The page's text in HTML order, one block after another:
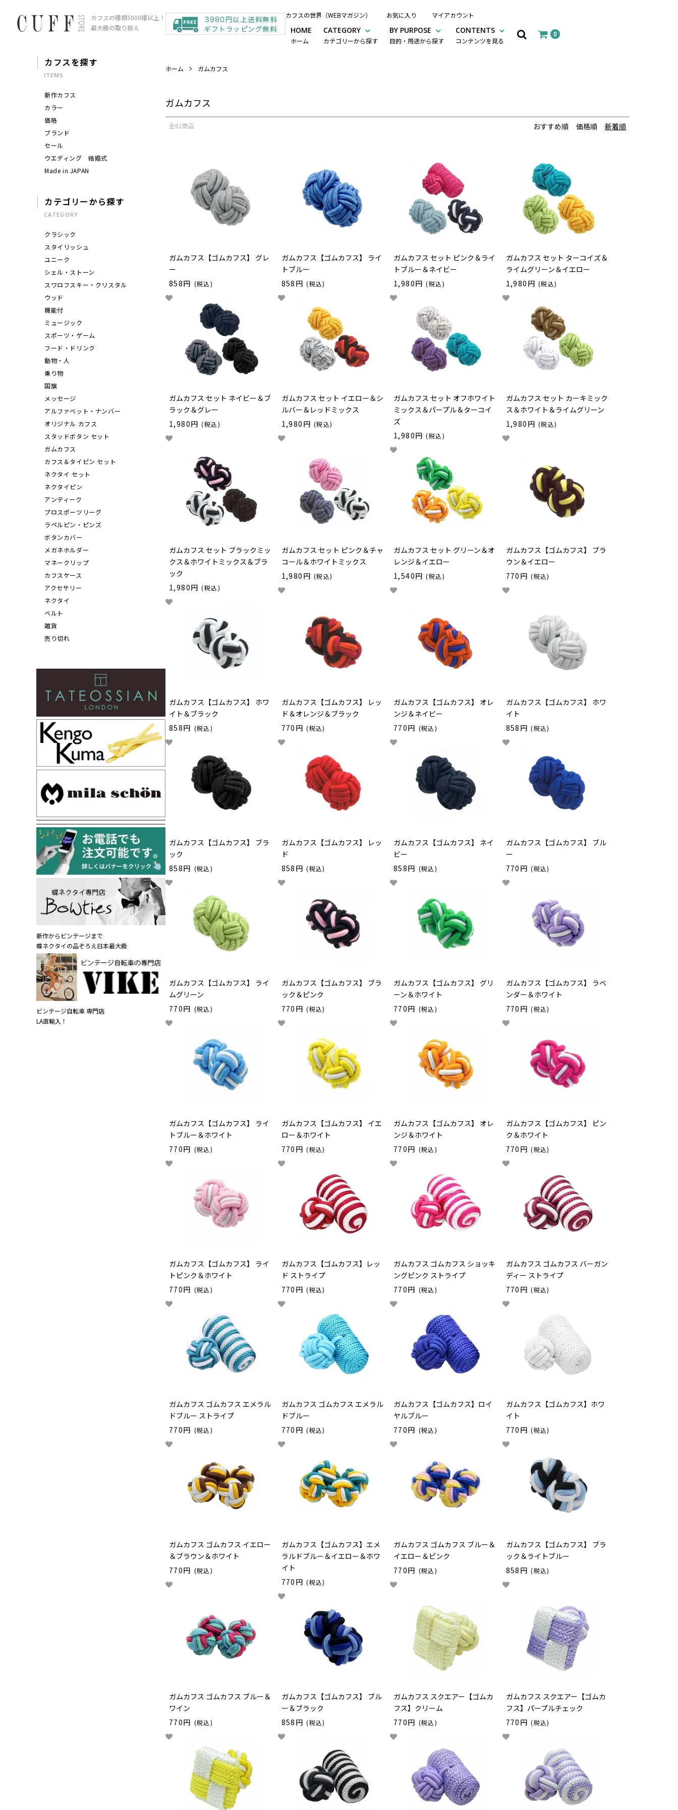
カフスの種類5000種以上！
最大級の取り揃え
HOME
ホーム
CATEGORY
カテゴリーから探す
BY PURPOSE
目的・用途から探す
CONTENTS
コンテンツを見る
0
カフスの世界（WEBマガジン） お気に入り マイアカウント
カフスを探す
ITEMS
新作カフス
カラー
価格
ブランド
セール
ウエディング 結婚式
Made in JAPAN
カテゴリーから探す
CATEGORY
クラシック
スタイリッシュ
ユニーク
シェル・ストーン
スワロフスキー・クリスタル
ウッド
機能付
ミュージック
スポーツ・ゲーム
フード・ドリンク
動物・人
乗り物
国旗
メッセージ
アルファベット・ナンバー
オリジナル カフス
スタッドボタン セット
ガムカフス
カフス＆タイピン セット
ネクタイ セット
ネクタイピン
アンティーク
プロスポーツリーグ
ラペルピン・ピンズ
ボタンカバー
メガネホルダー
マネークリップ
カフスケース
アクセサリー
ネクタイ
ベルト
雑貨
売り切れ
新作からビンテージまで
蝶ネクタイの品ぞろえ日本最大級
ビンテージ自転車 専門店
LA直輸入！
ホーム ガムカフス
ガムカフス
全61商品 おすすめ順 価格順 新着順
ガムカフス【ゴムカフス】 グレ
ー
858円 (税込)
ガムカフス【ゴムカフス】 ライ
トブルー
858円 (税込)
ガムカフス セット ピンク＆ライ
トブルー＆ネイビー
1,980円 (税込)
ガムカフス セット ターコイズ＆
ライムグリーン＆イエロー
1,980円 (税込)
ガムカフス セット ネイビー＆ブ
ラック＆グレー
1,980円 (税込)
ガムカフス セット イエロー＆シ
ルバー＆レッドミックス
1,980円 (税込)
ガムカフス セット オフホワイト
ミックス＆パープル＆ターコイ
ズ
1,980円 (税込)
ガムカフス セット カーキミック
ス＆ホワイト＆ライムグリーン
1,980円 (税込)
ガムカフス セット ブラックミッ
クス＆ホワイトミックス＆ブラ
ック
1,980円 (税込)
ガムカフス セット ピンク＆チャ
コール＆ホワイトミックス
1,980円 (税込)
ガムカフス セット グリーン＆オ
レンジ＆イエロー
1,540円 (税込)
ガムカフス【ゴムカフス】 ブラ
ウン＆イエロー
770円 (税込)
ガムカフス【ゴムカフス】 ホワ
イト＆ブラック
858円 (税込)
ガムカフス【ゴムカフス】 レッ
ド＆オレンジ＆ブラック
770円 (税込)
ガムカフス【ゴムカフス】 オレ
ンジ＆ネイビー
770円 (税込)
ガムカフス【ゴムカフス】 ホワ
イト
858円 (税込)
ガムカフス【ゴムカフス】 ブラ
ック
858円 (税込)
ガムカフス【ゴムカフス】 レッ
ド
858円 (税込)
ガムカフス【ゴムカフス】 ネイ
ビー
858円 (税込)
ガムカフス【ゴムカフス】 ブル
ー
770円 (税込)
ガムカフス【ゴムカフス】 ライ
ムグリーン
770円 (税込)
ガムカフス【ゴムカフス】 ブラ
ック＆ピンク
770円 (税込)
ガムカフス【ゴムカフス】 グリ
ーン＆ホワイト
770円 (税込)
ガムカフス【ゴムカフス】 ラベ
ンダー＆ホワイト
770円 (税込)
ガムカフス【ゴムカフス】 ライ
トブルー＆ホワイト
770円 (税込)
ガムカフス【ゴムカフス】 イエ
ロー＆ホワイト
770円 (税込)
ガムカフス【ゴムカフス】 オレ
ンジ＆ホワイト
770円 (税込)
ガムカフス【ゴムカフス】 ピン
ク＆ホワイト
770円 (税込)
ガムカフス【ゴムカフス】 ライ
トピンク＆ホワイト
770円 (税込)
ガムカフス【ゴムカフス】レッ
ド ストライプ
770円 (税込)
ガムカフス ゴムカフス ショッキ
ングピンク ストライプ
770円 (税込)
ガムカフス ゴムカフス バーガン
ディー ストライプ
770円 (税込)
ガムカフス ゴムカフス エメラル
ドブルー ストライプ
770円 (税込)
ガムカフス ゴムカフス エメラル
ドブルー
770円 (税込)
ガムカフス【ゴムカフス】ロイ
ヤルブルー
770円 (税込)
ガムカフス【ゴムカフス】ホワ
イト
770円 (税込)
ガムカフス ゴムカフス イエロー
＆ブラウン＆ホワイト
770円 (税込)
ガムカフス【ゴムカフス】エメ
ラルドブルー＆イエロー＆ホワ
イト
770円 (税込)
ガムカフス ゴムカフス ブルー＆
イエロー＆ピンク
770円 (税込)
ガムカフス【ゴムカフス】 ブラ
ック＆ライトブルー
858円 (税込)
ガムカフス ゴムカフス ブルー＆
ワイン
770円 (税込)
ガムカフス【ゴムカフス】 ブル
ー＆ブラック
858円 (税込)
ガムカフス スクエアー【ゴムカ
フス】クリーム
770円 (税込)
ガムカフス スクエアー【ゴムカ
フス】パープルチェック
770円 (税込)